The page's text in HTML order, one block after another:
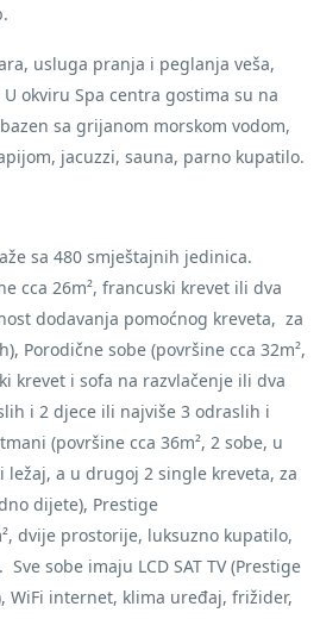
usluga pranja i peglanja veša,
okviru Spa centra gostima su na
sa grijanom morskom vodom,
jacuzzi, sauna, parno kupatilo.
sa 480 smještajnih jedinica.
cca 26m², francuski krevet ili dva
dodavanja pomoćnog kreveta, za
Porodične sobe (površine cca 32m²,
krevet i sofa na razvlačenje ili dva
i 2 djece ili najviše 3 odraslih i
(površine cca 36m², 2 sobe, u
ležaj, a u drugoj 2 single kreveta, za
dijete), Prestige
dvije prostorije, luksuzno kupatilo,
sobe imaju LCD SAT TV (Prestige
WiFi internet, klima uređaj, frižider,